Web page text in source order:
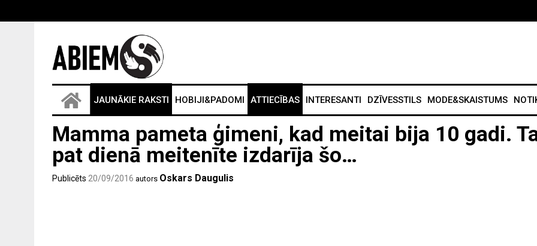
JAUNĀKIE RAKSTI HOBIJI&PADOMI ATTIECĪBAS INTERESANTI DZĪVESSTILS MODE&SKAISTUMS
Mamma pameta ģimeni, kad meitai bija 10 gadi.
pat dienā meitenīte izdarīja šo…
Publicēts 20/09/2016 autors Oskars Daugulis